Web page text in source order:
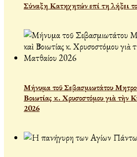
Σύναξη Κατηχητών επί τη λήξει
Μήνυμα τοῦ Σεβασμιωτάτου
Βοιωτίας κ. Χρυσοστόμου γιὰ τὴν
2026